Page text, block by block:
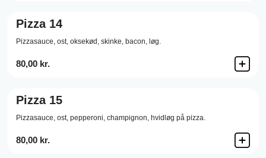
Pizza 14
Pizzasauce, ost, oksekød, skinke, bacon, løg.
80,00 kr.
Pizza 15
Pizzasauce, ost, pepperoni, champignon, hvidløg på pizza.
80,00 kr.